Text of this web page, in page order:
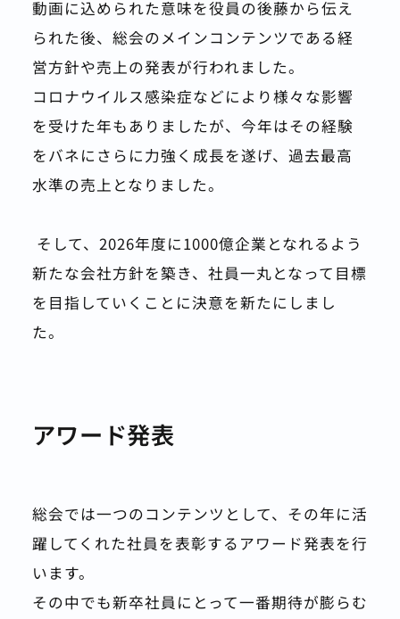
動画に込められた意味を役員の後藤から伝え
られた後、総会のメインコンテンツである経
営方針や売上の発表が行われました。
コロナウイルス感染症などにより様々な影響
を受けた年もありましたが、今年はその経験
をバネにさらに力強く成長を遂げ、過去最高
水準の売上となりました。
そして、2026年度に1000億企業となれるよう
新たな会社方針を築き、社員一丸となって目標
を目指していくことに決意を新たにしまし
た。
アワード発表
総会では一つのコンテンツとして、その年に活
躍してくれた社員を表彰するアワード発表を行
います。
その中でも新卒社員にとって一番期待が膨らむ